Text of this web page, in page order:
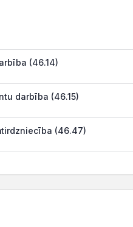
(46.14)
darbība (46.15)
(46.47)